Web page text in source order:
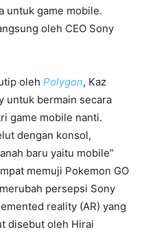
untuk game mobile.
oleh CEO Sony
oleh Polygon, Kaz
untuk bermain secara
game mobile nanti.
dengan konsol,
baru yaitu mobile”
memuji Pokemon GO
persepsi Sony
reality (AR) yang
disebut oleh Hirai